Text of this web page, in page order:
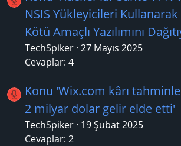
NSIS Yükleyicileri
Kötü Amaçlı Yazılımını
TechSpiker 27 Mayıs 2025
Cevaplar: 4
Konu 'Wix.com kârı
2 milyar dolar gelir elde etti'
TechSpiker 19 Şubat 2025
Cevaplar: 2